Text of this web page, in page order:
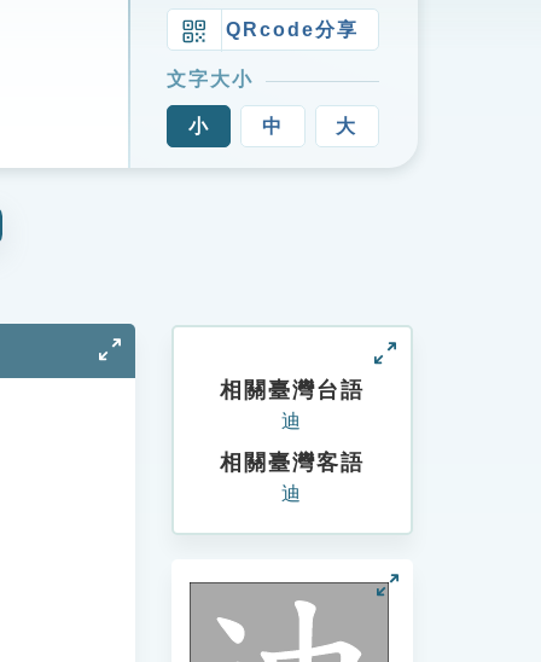
QRcode分享
文字大小
小 中 大
相關臺灣台語
迪
相關臺灣客語
迪